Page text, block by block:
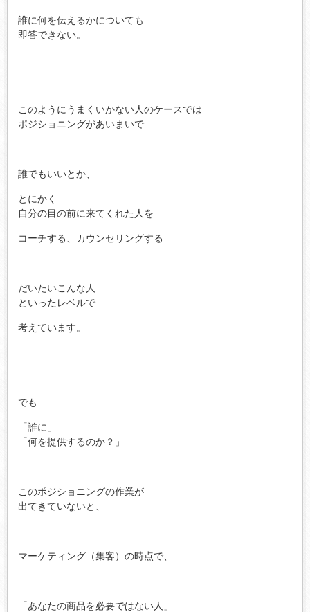
誰に何を伝えるかについても
即答できない。
このようにうまくいかない人のケースでは
ポジショニングがあいまいで
誰でもいいとか、
とにかく
自分の目の前に来てくれた人を
コーチする、カウンセリングする
だいたいこんな人
といったレベルで
考えています。
でも
「誰に」
「何を提供するのか？」
このポジショニングの作業が
出てきていないと、
マーケティング（集客）の時点で、
「あなたの商品を必要ではない人」